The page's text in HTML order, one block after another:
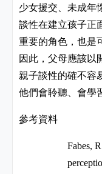
少女援交、未成年
談性在建立孩子正
重要的角色，也是
因此，父母應該以
親子談性的確不容
他們會聆聽、會學
參考資料
Fabes,